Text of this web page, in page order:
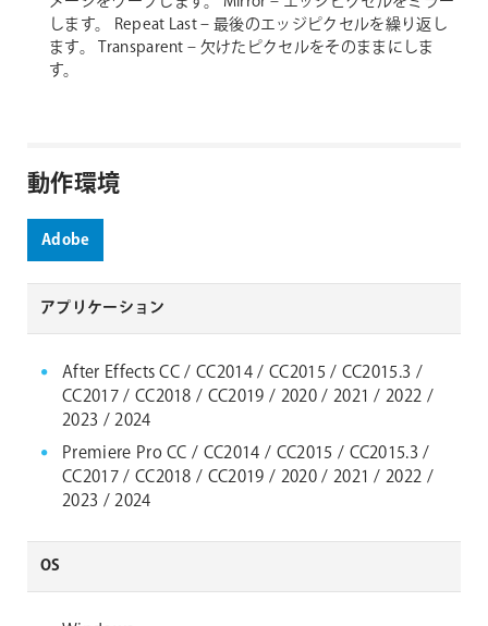
します。
Repeat Last – 最後のエッジピクセルを繰り返し
ます。 Transparent – 欠けたピクセルをそのままにしま
す。
動作環境
Adobe
アプリケーション
After Effects CC / CC2014 / CC2015 / CC2015.3 /
CC2017 / CC2018 / CC2019 / 2020 / 2021 / 2022 /
2023 / 2024
Premiere Pro CC / CC2014 / CC2015 / CC2015.3 /
CC2017 / CC2018 / CC2019 / 2020 / 2021 / 2022 /
2023 / 2024
OS